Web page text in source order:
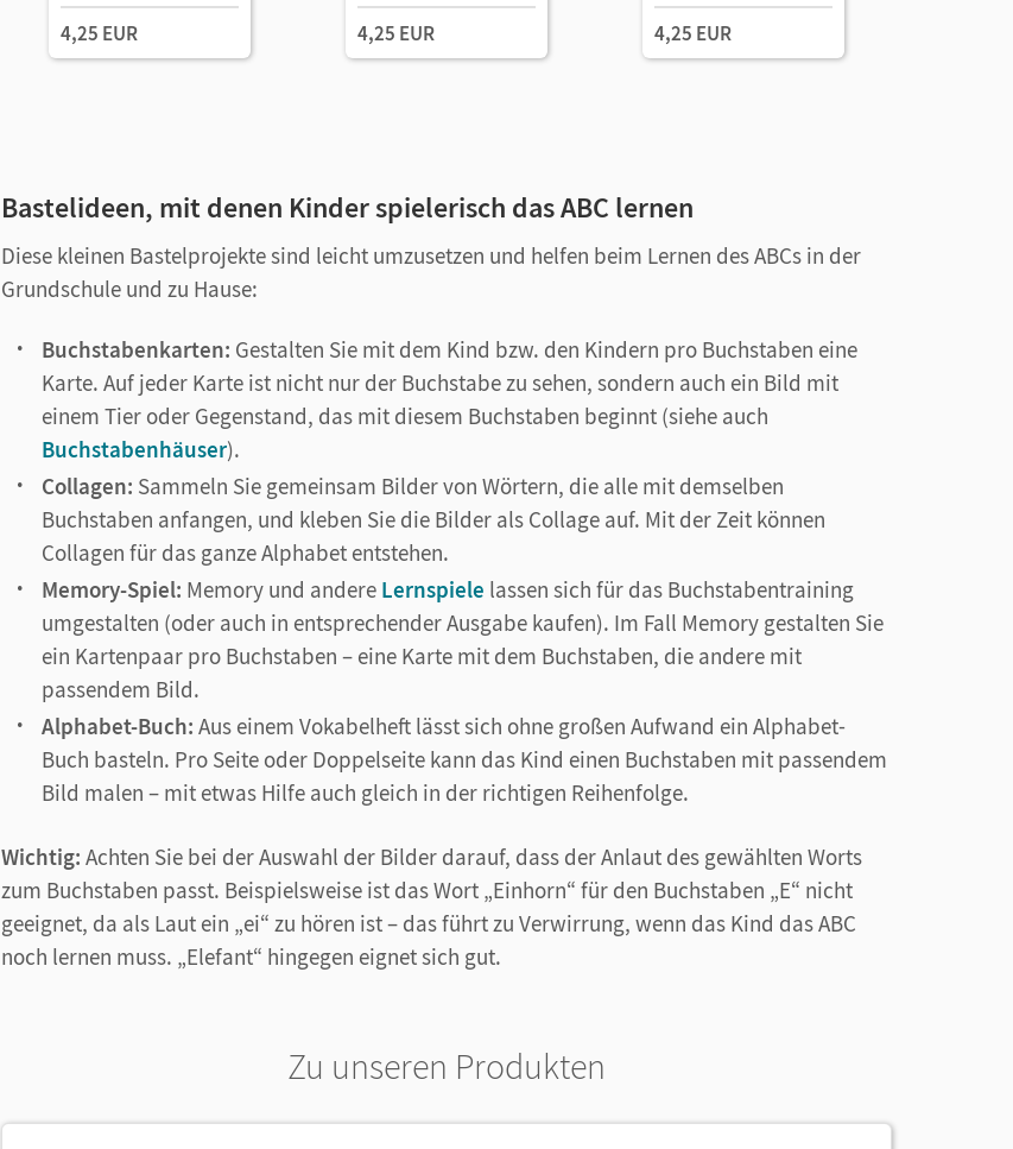
4,25 EUR 4,25 EUR 4,25 EUR
Bastelideen, mit denen Kinder spielerisch das ABC lernen
Diese kleinen Bastelprojekte sind leicht umzusetzen und helfen beim Lernen des ABCs in der
Grundschule und zu Hause:
Buchstabenkarten: Gestalten Sie mit dem Kind bzw. den Kindern pro Buchstaben eine
Karte. Auf jeder Karte ist nicht nur der Buchstabe zu sehen, sondern auch ein Bild mit
einem Tier oder Gegenstand, das mit diesem Buchstaben beginnt (siehe auch
Buchstabenhäuser).
Collagen: Sammeln Sie gemeinsam Bilder von Wörtern, die alle mit demselben
Buchstaben anfangen, und kleben Sie die Bilder als Collage auf. Mit der Zeit können
Collagen für das ganze Alphabet entstehen.
Memory-Spiel: Memory und andere Lernspiele lassen sich für das Buchstabentraining
umgestalten (oder auch in entsprechender Ausgabe kaufen). Im Fall Memory gestalten Sie
ein Kartenpaar pro Buchstaben – eine Karte mit dem Buchstaben, die andere mit
passendem Bild.
Alphabet-Buch: Aus einem Vokabelheft lässt sich ohne großen Aufwand ein Alphabet-
Buch basteln. Pro Seite oder Doppelseite kann das Kind einen Buchstaben mit passendem
Bild malen – mit etwas Hilfe auch gleich in der richtigen Reihenfolge.
Wichtig: Achten Sie bei der Auswahl der Bilder darauf, dass der Anlaut des gewählten Worts
zum Buchstaben passt. Beispielsweise ist das Wort „Einhorn“ für den Buchstaben „E“ nicht
geeignet, da als Laut ein „ei“ zu hören ist – das führt zu Verwirrung, wenn das Kind das ABC
noch lernen muss. „Elefant“ hingegen eignet sich gut.
Zu unseren Produkten